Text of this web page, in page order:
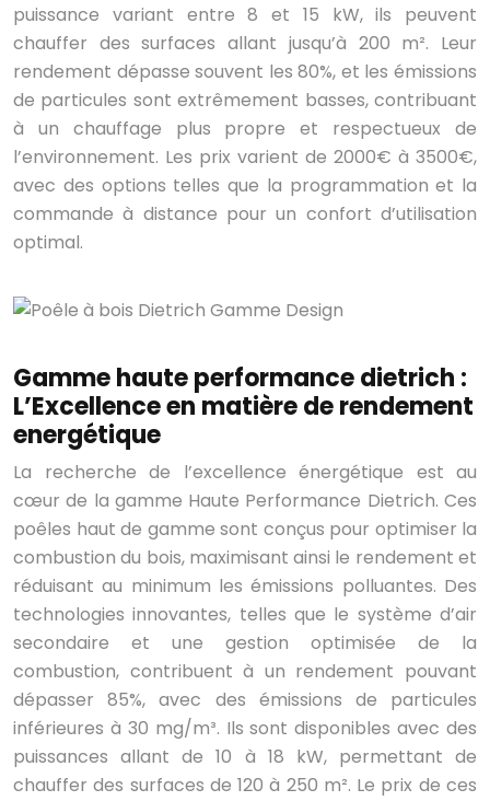
puissance variant entre 8 et 15 kW, ils peuvent
chauffer des surfaces allant jusqu’à 200 m². Leur
rendement dépasse souvent les 80%, et les émissions
de particules sont extrêmement basses, contribuant
à un chauffage plus propre et respectueux de
l’environnement. Les prix varient de 2000€ à 3500€,
avec des options telles que la programmation et la
commande à distance pour un confort d’utilisation
optimal.
Gamme haute performance dietrich :
L’Excellence en matière de rendement
energétique
La recherche de l’excellence énergétique est au
cœur de la gamme Haute Performance Dietrich. Ces
poêles haut de gamme sont conçus pour optimiser la
combustion du bois, maximisant ainsi le rendement et
réduisant au minimum les émissions polluantes. Des
technologies innovantes, telles que le système d’air
secondaire et une gestion optimisée de la
combustion, contribuent à un rendement pouvant
dépasser 85%, avec des émissions de particules
inférieures à 30 mg/m³. Ils sont disponibles avec des
puissances allant de 10 à 18 kW, permettant de
chauffer des surfaces de 120 à 250 m². Le prix de ces